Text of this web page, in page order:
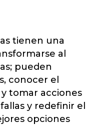
tienen una
al
pueden
conocer el
tomar acciones
y redefinir el
opciones